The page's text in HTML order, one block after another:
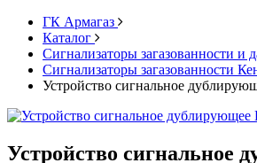
ГК Армагаз
Каталог
Cигнализаторы загазованности и
Сигнализаторы загазованности
Устройство сигнальное
Устройство сигнальное